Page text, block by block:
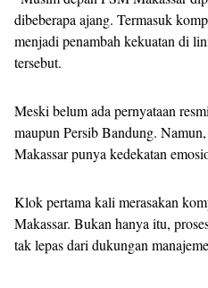
dibeberapa ajang. Termasuk
menjadi penambah kekuatan di
tersebut.
Meski belum ada pernyataan
maupun Persib Bandung.
Makassar punya kedekatan
Klok pertama kali merasakan
Makassar. Bukan hanya itu,
tak lepas dari dukungan